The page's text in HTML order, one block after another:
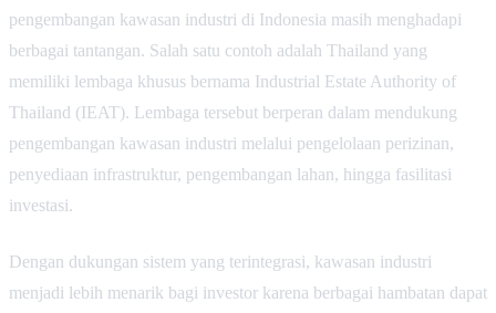
pengembangan kawasan industri di Indonesia masih menghadapi
berbagai tantangan. Salah satu contoh adalah Thailand yang
memiliki lembaga khusus bernama Industrial Estate Authority of
Thailand (IEAT). Lembaga tersebut berperan dalam mendukung
pengembangan kawasan industri melalui pengelolaan perizinan,
penyediaan infrastruktur, pengembangan lahan, hingga fasilitasi
investasi.
Dengan dukungan sistem yang terintegrasi, kawasan industri
menjadi lebih menarik bagi investor karena berbagai hambatan dapat